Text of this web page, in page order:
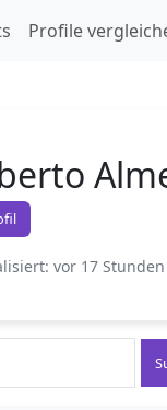
Profile
vor 17 Stunden